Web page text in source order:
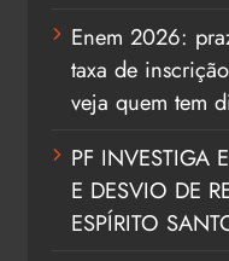
Enem 2026:
taxa de
veja quem tem
PF INVESTIGA
E DESVIO DE
ESPÍRITO